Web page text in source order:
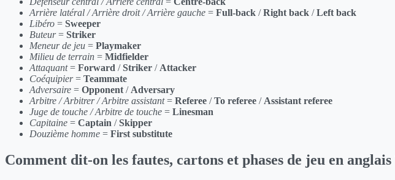
Arrière latéral / Arrière droit / Arrière gauche = Full-back /Right back /Left back
Libéro = Sweeper
Buteur= Striker
Meneur de jeu = Playmaker
Milieu de terrain = Midfielder
Attaquant= Forward /Striker / Attacker
Coéquipier= Teammate
Adversaire = Opponent / Adversary
Arbitre / Arbitrer / Arbitre assistant= Referee /To referee / Assistant referee
Juge de touche / Arbitre de touche = Linesman
Capitaine = Captain /Skipper
Douzième homme = First substitute
Comment dit-on les fautes, cartons et phases de jeu en anglais